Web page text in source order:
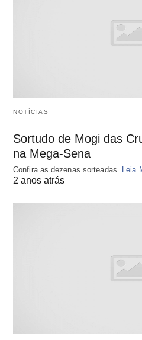
NOTÍCIAS
Sortudo de Mogi das
na Mega-Sena
Confira as dezenas sorteadas. Leia
2 anos atrás